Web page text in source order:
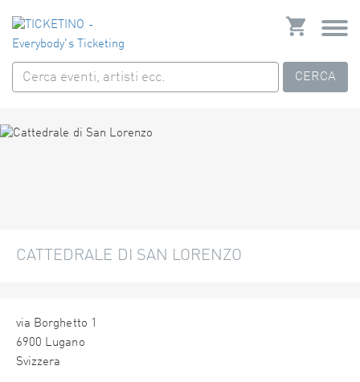
CERCA
CATTEDRALE DI SAN LORENZO
via Borghetto 1
6900 Lugano
Svizzera